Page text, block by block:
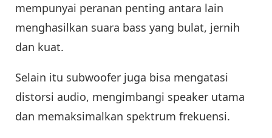
mempunyai peranan penting antara lain
menghasilkan suara bass yang bulat, jernih
dan kuat.
Selain itu subwoofer juga bisa mengatasi
distorsi audio, mengimbangi speaker utama
dan memaksimalkan spektrum frekuensi.